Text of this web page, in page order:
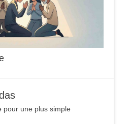
pour une plus simple